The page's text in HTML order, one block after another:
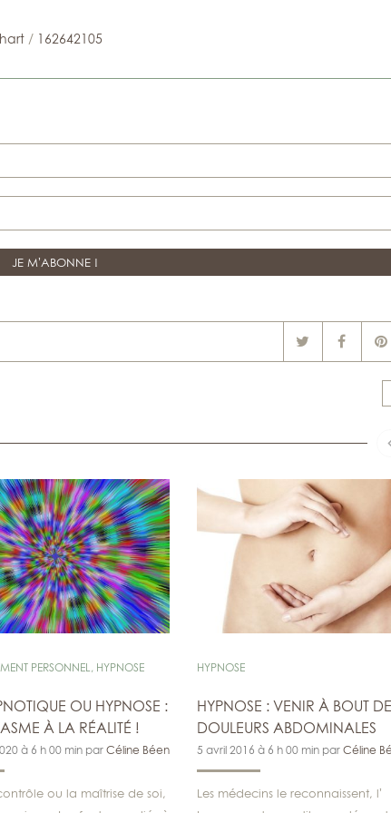
/ 162642105
PERSONNEL, HYPNOSE
OU HYPNOSE :
À LA RÉALITÉ !
à 6 h 00 min par Céline Béen
ou la maîtrise de soi,
HYPNOSE
HYPNOSE : VENIR À BOUT
DOULEURS ABDOMINALES
5 avril 2016 à 6 h 00 min par Céline
Les médecins le reconnaissent, l’